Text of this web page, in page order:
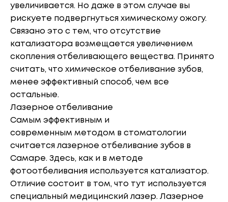
увеличивается. Но даже в этом случае вы
рискуете подвергнуться химическому ожогу.
Связано это с тем, что отсутствие
катализатора возмещается увеличением
скопления отбеливающего вещества. Принято
считать, что химическое отбеливание зубов,
менее эффективный способ, чем все
остальные.
Лазерное отбеливание
Самым эффективным и
современным методом в стоматологии
считается лазерное отбеливание зубов в
Самаре. Здесь, как и в методе
фотоотбеливания используется катализатор.
Отличие состоит в том, что тут используется
специальный медицинский лазер. Лазерное